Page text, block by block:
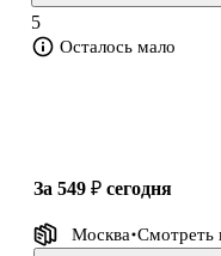
формировании какого-
5
Осталось мало
за 549 ₽ сегодня
Москва Смотреть